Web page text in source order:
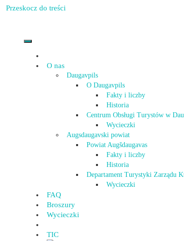
Przeskocz do treści
O nas
Daugavpils
O Daugavpils
Fakty i liczby
Historia
Centrum Obsługi Turystów w
Wycieczki
Augsdaugavski powiat
Powiat Augšdaugavas
Fakty i liczby
Historia
Departament Turystyki Zarządu
Wycieczki
FAQ
Broszury
Wycieczki
TIC